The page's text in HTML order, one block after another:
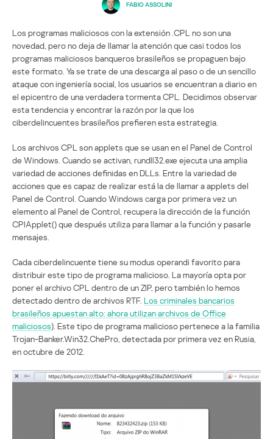
FABIO ASSOLINI
Los programas maliciosos con la extensión .CPL no son una
novedad, pero no deja de llamar la atención que casi todos los
programas maliciosos banqueros brasileños se propaguen bajo
este formato. Ya se trate de una descarga al paso o de un sencillo
ataque con ingeniería social, los usuarios se encuentran a diario en
el epicentro de una verdadera tormenta CPL. Decidimos observar
esta tendencia y encontrar la razón por la que los
ciberdelincuentes brasileños prefieren esta estrategia.
Los archivos CPL son applets que se usan en el Panel de Control
de Windows. Cuando se activan, rundll32.exe ejecuta una amplia
variedad de acciones definidas en DLLs. Entre la variedad de
acciones que es capaz de realizar está la de llamar a applets del
Panel de Control. Cuando Windows carga por primera vez un
elemento al Panel de Control, recupera la dirección de la función
CPlApplet() que después utiliza para llamar a la función y pasarle
mensajes.
Cada ciberdelincuente tiene su modus operandi favorito para
distribuir este tipo de programa malicioso. La mayoría opta por
poner el archivo CPL dentro de un ZIP, pero también lo hemos
detectado dentro de archivos RTF. Los criminales bancarios
brasileños apuestan alto: ahora utilizan archivos de Office
maliciosos). Este tipo de programa malicioso pertenece a la familia
Trojan-Banker.Win32.ChePro, detectada por primera vez en Rusia,
en octubre de 2012.